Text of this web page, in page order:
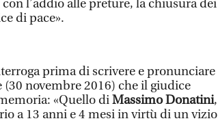
l’addio alle preture, la chiusura dei
di pace».
prima di scrivere e pronunciare
(30 novembre 2016) che il giudice
«Quello diMassimo Donatini,
a 13 anni e 4 mesi in virtù di un vizio